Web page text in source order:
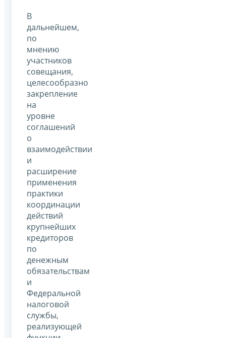
В
дальнейшем,
по
мнению
участников
совещания,
целесообразно
закрепление
на
уровне
соглашений
о
взаимодействии
и
расширение
применения
практики
координации
действий
крупнейших
кредиторов
по
денежным
обязательствам
и
Федеральной
налоговой
службы,
реализующей